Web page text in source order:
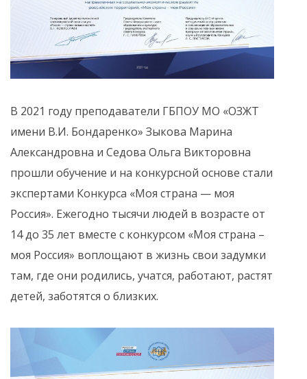
В 2021 году преподаватели ГБПОУ МО «ОЗЖТ
имени В.И. Бондаренко» Зыкова Марина
Александровна и Седова Ольга Викторовна
прошли обучение и на конкурсной основе стали
экспертами Конкурса «Моя страна — моя
Россия». Ежегодно тысячи людей в возрасте от
14 до 35 лет вместе с конкурсом «Моя страна –
моя Россия» воплощают в жизнь свои задумки
там, где они родились, учатся, работают, растят
детей, заботятся о близких.